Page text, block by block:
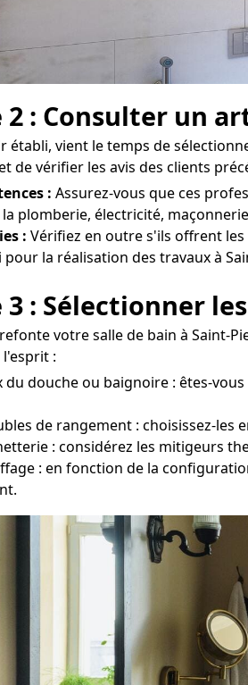
2 : Consulter un
établi, vient le temps de
de vérifier les avis des clients
: Assurez-vous que ces
plomberie, électricité,
: Vérifiez en outre s'ils offrent
pour la réalisation des travaux à
3 : Sélectionner
votre salle de bain à Saint-
:
du douche ou baignoire : êtes-
de rangement : choisissez-
: considérez les mitigeurs
: en fonction de la